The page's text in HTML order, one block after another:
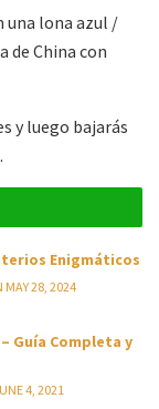
una lona azul /
de China con
y luego bajarás
Enigmáticos
MAY 28, 2024
Guía Completa y
4, 2021